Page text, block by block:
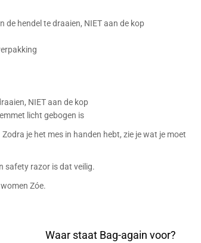
de hendel te draaien, NIET aan de kop
NIET aan de kop
licht gebogen is
je het mes in handen hebt, zie je wat je moet
safety razor is dat veilig.
Zóe.
Waar staat Bag-again voor?